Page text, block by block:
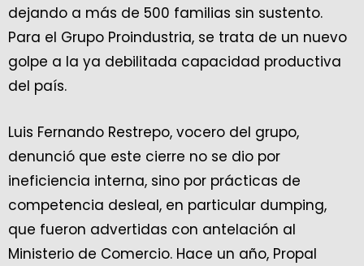
dejando a más de 500 familias sin sustento.
Para el Grupo Proindustria, se trata de un nuevo
golpe a la ya debilitada capacidad productiva
del país.
Luis Fernando Restrepo, vocero del grupo,
denunció que este cierre no se dio por
ineficiencia interna, sino por prácticas de
competencia desleal, en particular dumping,
que fueron advertidas con antelación al
Ministerio de Comercio. Hace un año, Propal